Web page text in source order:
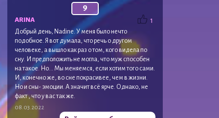
9
1
ARINA
Добрый день, Nadine. У меня было нечто
подобное. Я вот думала, что речь о другом
человеке, а вышло как раз о том, кого видела по
сну. И предположить не могла, что муж способен
на такое. Но… Мы меняемся, если хотим того сами.
И, конечно же, во сне покрасивее, чем в жизни.
Но и сны- эмоции. А значит всё ярче. Однако, не
факт , что у вас так же.
08.03.2022